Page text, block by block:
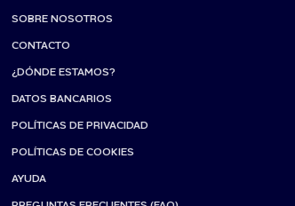
SOBRE NOSOTROS
CONTACTO
¿DÓNDE ESTAMOS?
DATOS BANCARIOS
POLÍTICAS DE PRIVACIDAD
POLÍTICAS DE COOKIES
AYUDA